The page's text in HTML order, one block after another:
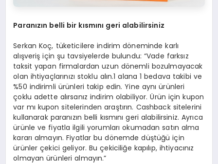
Paranızın belli bir kısmını geri alabilirsiniz
Serkan Koç, tüketicilere indirim döneminde karlı
alışveriş için şu tavsiyelerde bulundu: “Vade farksız
taksit yapan firmalardan uzun dönemli bozulmayacak
olan ihtiyaçlarınızı stoklu alın.1 alana 1 bedava takibi ve
%50 indirimli ürünleri takip edin. Yine aynı ürünleri
çoklu adette alırsanız indirim olabiliyor. Ürün için kupon
var mı kupon sitelerinden araştırın. Cashback sitelerini
kullanarak paranızın belli kısmını geri alabilirsiniz. Ayrıca
ürünle ve fiyatla ilgili yorumları okumadan satın alma
kararı almayın. Fiyatlar bu dönemde düştüğü için
ürünler çekici geliyor. Bu çekiciliğe kapılıp, ihtiyacınız
olmayan ürünleri almayın.”